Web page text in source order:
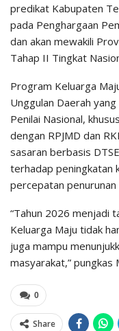
predikat Kabupaten
pada Penghargaan
dan akan mewakili
Tahap II Tingkat
Program Keluarga
Unggulan Daerah
Penilai Nasional,
dengan RPJMD dan
sasaran berbasis
terhadap peningkatan
percepatan penurunan
“Tahun 2026 menjadi
Keluarga Maju tidak
juga mampu
masyarakat,” pungkas
0
Share